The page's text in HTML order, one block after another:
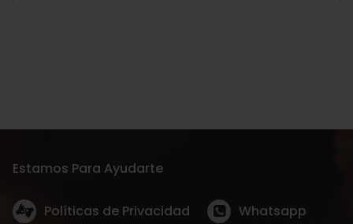
Estamos Para Ayudarte
Políticas de Privacidad Whatsapp